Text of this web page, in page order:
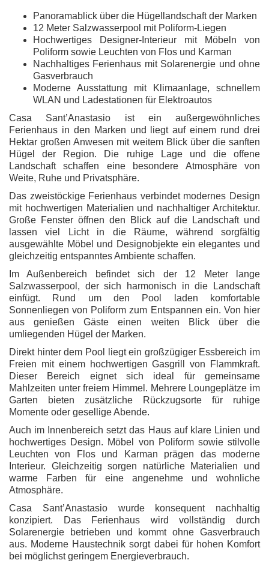
Panoramablick über die Hügellandschaft der Marken
12 Meter Salzwasserpool mit Poliform-Liegen
Hochwertiges Designer-Interieur mit Möbeln von
Poliform sowie Leuchten von Flos und Karman
Nachhaltiges Ferienhaus mit Solarenergie und ohne
Gasverbrauch
Moderne Ausstattung mit Klimaanlage, schnellem
WLAN und Ladestationen für Elektroautos
Casa Sant’Anastasio ist ein außergewöhnliches
Ferienhaus in den Marken und liegt auf einem rund drei
Hektar großen Anwesen mit weitem Blick über die sanften
Hügel der Region. Die ruhige Lage und die offene
Landschaft schaffen eine besondere Atmosphäre von
Weite, Ruhe und Privatsphäre.
Das zweistöckige Ferienhaus verbindet modernes Design
mit hochwertigen Materialien und nachhaltiger Architektur.
Große Fenster öffnen den Blick auf die Landschaft und
lassen viel Licht in die Räume, während sorgfältig
ausgewählte Möbel und Designobjekte ein elegantes und
gleichzeitig entspanntes Ambiente schaffen.
Im Außenbereich befindet sich der 12 Meter lange
Salzwasserpool, der sich harmonisch in die Landschaft
einfügt. Rund um den Pool laden komfortable
Sonnenliegen von Poliform zum Entspannen ein. Von hier
aus genießen Gäste einen weiten Blick über die
umliegenden Hügel der Marken.
Direkt hinter dem Pool liegt ein großzügiger Essbereich im
Freien mit einem hochwertigen Gasgrill von Flammkraft.
Dieser Bereich eignet sich ideal für gemeinsame
Mahlzeiten unter freiem Himmel. Mehrere Loungeplätze im
Garten bieten zusätzliche Rückzugsorte für ruhige
Momente oder gesellige Abende.
Auch im Innenbereich setzt das Haus auf klare Linien und
hochwertiges Design. Möbel von Poliform sowie stilvolle
Leuchten von Flos und Karman prägen das moderne
Interieur. Gleichzeitig sorgen natürliche Materialien und
warme Farben für eine angenehme und wohnliche
Atmosphäre.
Casa Sant’Anastasio wurde konsequent nachhaltig
konzipiert. Das Ferienhaus wird vollständig durch
Solarenergie betrieben und kommt ohne Gasverbrauch
aus. Moderne Haustechnik sorgt dabei für hohen Komfort
bei möglichst geringem Energieverbrauch.